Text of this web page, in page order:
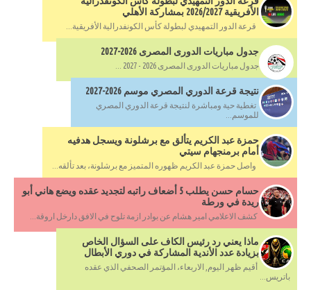
الأفريقية 2026/2027 بمشاركة الأهلي
قرعة الدور التمهيدي لبطولة كأس الكونفدرالية الأفريقية...
جدول مباريات الدورى المصرى 2026-2027
جدول مباريات الدورى المصرى 2026 - 2027 ...
نتيجة قرعة الدوري المصري موسم 2026-2027
تغطية حية ومباشرة لنتيجة قرعة الدوري المصري
للموسم...
حمزة عبد الكريم يتألق مع برشلونة ويسجل هدفيه
أمام برمنجهام سيتي
واصل حمزة عبد الكريم ظهوره المتميز مع برشلونة، بعد تألقه...
حسام حسن يطلب 5 أضعاف راتبه لتجديد عقده ويضع هاني أبو
ريدة في ورطة
كشف الاعلامي امير هشام عن بوادر ازمة تلوح في الافق دارخل اروقة...
ماذا يعني رد رئيس الكاف على السؤال الخاص
بزيادة عدد الأندية المشاركة في دوري الأبطال
أقيم ظهر اليوم, الاربعاء، المؤتمر الصحفي الذي عقده
باتريس...